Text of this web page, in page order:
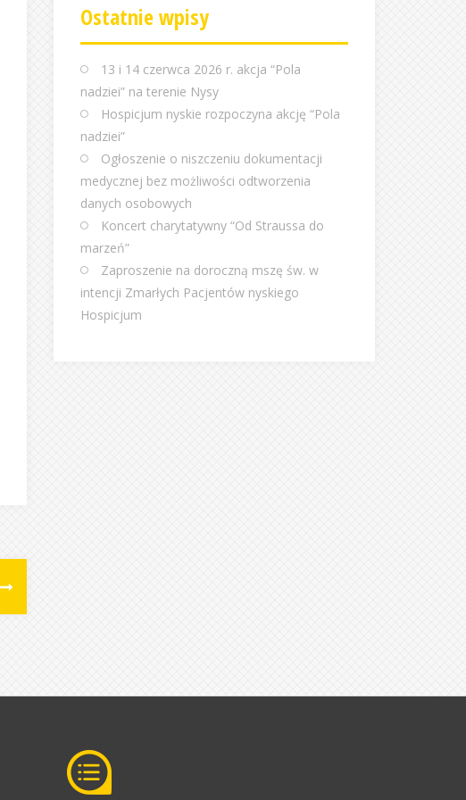
Ostatnie wpisy
13 i 14 czerwca 2026 r. akcja “Pola
nadziei” na terenie Nysy
Hospicjum nyskie rozpoczyna akcję “Pola
nadziei”
Ogłoszenie o niszczeniu dokumentacji
medycznej bez możliwości odtworzenia
danych osobowych
Koncert charytatywny “Od Straussa do
marzeń”
Zaproszenie na doroczną mszę św. w
intencji Zmarłych Pacjentów nyskiego
Hospicjum